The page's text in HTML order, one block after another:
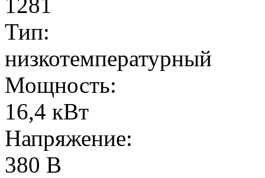
Тип:
низкотемпературный
Мощность:
16,4 кВт
Напряжение:
380 В